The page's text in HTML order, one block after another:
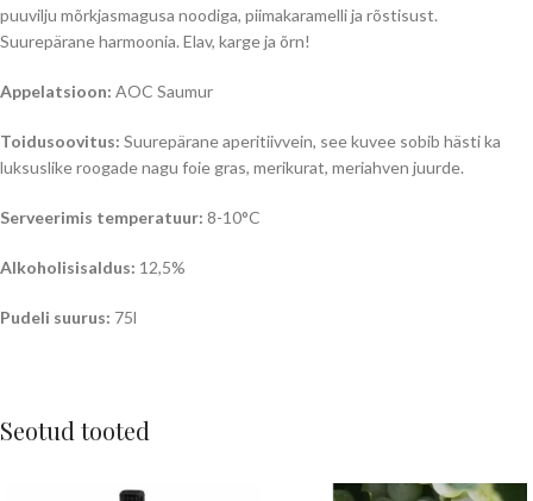
puuvilju mõrkjasmagusa noodiga, piimakaramelli ja rõstisust.
Suurepärane harmoonia. Elav, karge ja õrn!
Appelatsioon: AOC Saumur
Toidusoovitus: Suurepärane aperitiivvein, see kuvee sobib hästi ka
luksuslike roogade nagu foie gras, merikurat, meriahven juurde.
Serveerimis temperatuur: 8-10°C
Alkoholisisaldus: 12,5%
Pudeli suurus: 75l
Seotud tooted